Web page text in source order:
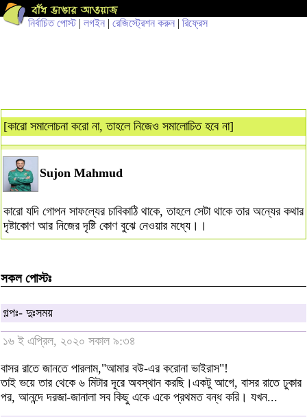
নির্বাচিত পোস্ট| লগইন | রেজিস্ট্রেশন করুন | রিফ্রেস
[কারো সমালোচনা করো না, তাহলে নিজেও সমালোচিত হবে না]
Sujon Mahmud
কারো যদি গোপন সাফল্যের চাবিকাঠি থাকে, তাহলে সেটা থাকে তার অন্যের কথার
দৃষ্টাকোণ আর নিজের দৃষ্টি কোণ বুঝে নেওয়ার মধ্যে।।
সকল পোস্টঃ
গল্পঃ- দুঃসময়
১৬ ই এপ্রিল, ২০২০ সকাল ৯:৩৪
বাসর রাতে জানতে পারলাম,"আমার বউ-এর করোনা ভাইরাস"!
তাই ভয়ে তার থেকে ৬ মিটার দূরে অবস্থান করছি।একটু আগে, বাসর রাতে ঢুকার
পর, আনন্দে দরজা-জানালা সব কিছু একে একে প্রথমত বন্ধ করি। যখন...